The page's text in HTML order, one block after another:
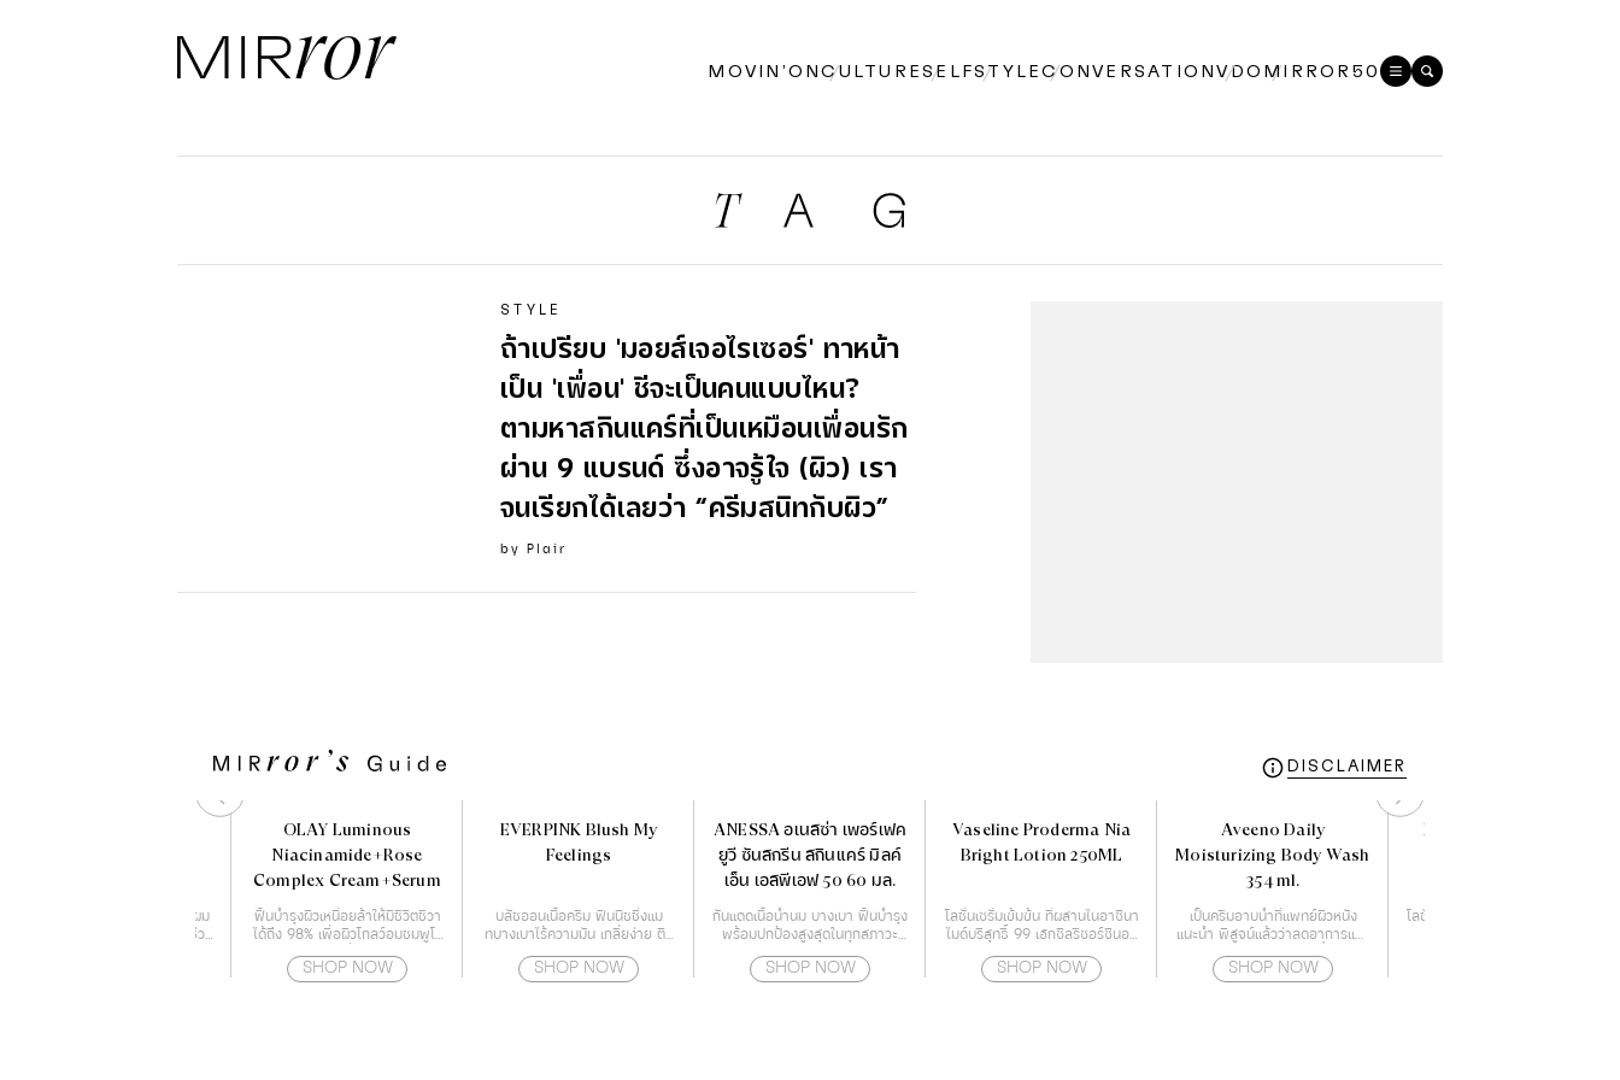
MOVIN’ONCULTURE SELFSTYLE VDO
CONVERSATION MIRROR50
STYLE
ถ้าเปรียบ 'มอยส์เจอไรเซอร์' ทาหน้า
เป็น 'เพื่อน' ชีจะเป็นคนแบบไหน?
ตามหาสกินแคร์ที่เป็นเหมือนเพื่อนรัก
ผ่าน 9 แบรนด์ ซึ่งอาจรู้ใจ (ผิว) เรา
จนเรียกได้เลยว่า “ครีมสนิทกับผิว”
by Plair
DISCLAIMER
นวัตกรรมใหม่จากญี่ปุ่น ให้เส้นผม
และสุขภาพหนังศีรษะแข็งแรง ช่วย
OLAY Luminous
Niacinamide+Rose
Complex Cream+Serum
ฟื้นบำรุงผิวเหนื่อยล้าให้มีชีวิตชีวา
ได้ถึง 98% เพื่อผิวโกลว์อมชมพูโร
SHOP NOW
EVERPINK Blush My
Feelings
บลัชออนเนื้อครีม ฟินนิชชิ่งแม
ทบางเบาไร้ความมัน เกลี่ยง่าย ติด
SHOP NOW
ANESSA อเนสซ่า เพอร์เฟค
ยูวี ซันสกรีน สกินแคร์ มิลค์
เอ็น เอสพีเอฟ 50 60 มล.
กันแดดเนื้อน้ำนม บางเบา ฟื้นบำรุง
พร้อมปกป้องสูงสุดในทุกสภาวะ
SHOP NOW
Vaseline Proderma Nia
Bright Lotion 250ML
โลชั่นเซรั่มเข้มข้น ที่ผสานไนอาซินา
ไมด์บริสุทธิ์ 99 เฮกซิลรีซอร์ซินอล
SHOP NOW
Aveeno Daily
Moisturizing Body Wash
354 ml.
เป็นครีมอาบน้ำที่แพทย์ผิวหนัง
แนะนำ พิสูจน์แล้วว่าลดอาการแห้ง
24 ชั่วโมง
SHOP NOW
PAUL & JOE HERBAL
โลชั่นบำรุงผิว ชุ่มชื่น แลดูอ่อนเยาว์